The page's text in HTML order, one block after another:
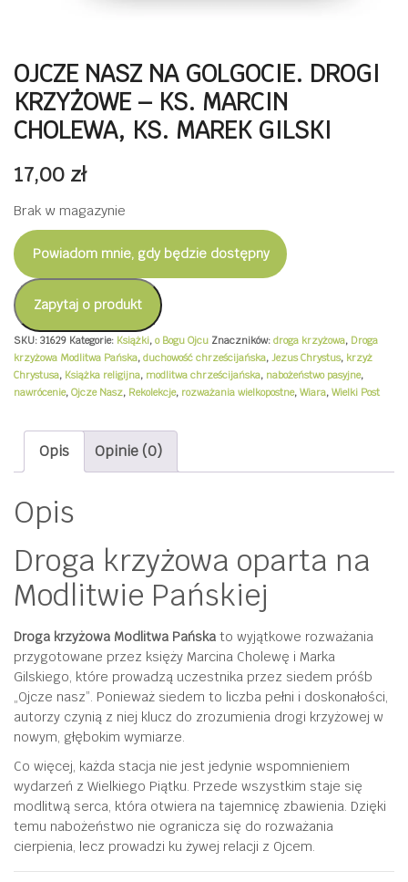
OJCZE NASZ NA GOLGOCIE. DROGI
KRZYŻOWE – KS. MARCIN
CHOLEWA, KS. MAREK GILSKI
17,00 zł
Brak w magazynie
Powiadom mnie, gdy będzie dostępny
Zapytaj o produkt
SKU: 31629 Kategorie: Książki, o Bogu Ojcu Znaczników: droga krzyżowa, Droga
krzyżowa Modlitwa Pańska, duchowość chrześcijańska, Jezus Chrystus, krzyż
Chrystusa, Książka religijna, modlitwa chrześcijańska, nabożeństwo pasyjne,
nawrócenie, Ojcze Nasz, Rekolekcje, rozważania wielkopostne, Wiara, Wielki Post
Opis Opinie (0)
Opis
Droga krzyżowa oparta na
Modlitwie Pańskiej
Droga krzyżowa Modlitwa Pańska to wyjątkowe rozważania
przygotowane przez księży Marcina Cholewę i Marka
Gilskiego, które prowadzą uczestnika przez siedem próśb
„Ojcze nasz”. Ponieważ siedem to liczba pełni i doskonałości,
autorzy czynią z niej klucz do zrozumienia drogi krzyżowej w
nowym, głębokim wymiarze.
Co więcej, każda stacja nie jest jedynie wspomnieniem
wydarzeń z Wielkiego Piątku. Przede wszystkim staje się
modlitwą serca, która otwiera na tajemnicę zbawienia. Dzięki
temu nabożeństwo nie ogranicza się do rozważania
cierpienia, lecz prowadzi ku żywej relacji z Ojcem.